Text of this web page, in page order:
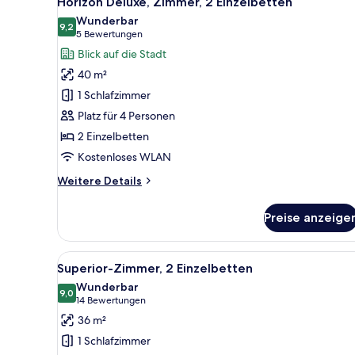
Fotos
für
Horizon
Deluxe,
Zimmer,
2 Einzelbetten
anzeigen
9,29,2 von 10
Wunderbar
5 Bewertungen
(5
Bewertungen)
Blick auf die Stadt
40 m²
1 Schlafzimmer
Platz für 4 Personen
2 Einzelbetten
Kostenloses WLAN
Weitere Details
Weitere
Deluxe,
Zimmer,
2 Einzelbetten
Preise
Alle
Fotos
für
Superior-
Zimmer,
2 Einzelbetten
Ein Hotelzimmer mit einem
3
Superior-Zimmer, 2 Einzelbetten
9,09,0 von 10
Wunderbar
14 Bewertungen
(14
Bewertungen)
36 m²
1 Schlafzimmer